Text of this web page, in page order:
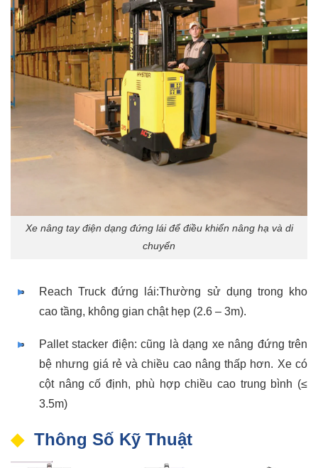
Xe nâng tay điện dạng đứng lái để điều khiển nâng hạ và di
chuyển
Reach Truck đứng lái:Thường sử dụng trong kho
cao tầng, không gian chật hẹp (2.6 – 3m).
Pallet stacker điện: cũng là dạng xe nâng đứng trên
bệ nhưng giá rẻ và chiều cao nâng thấp hơn. Xe có
cột nâng cố định, phù hợp chiều cao trung bình (≤
3.5m)
Thông Số Kỹ Thuật